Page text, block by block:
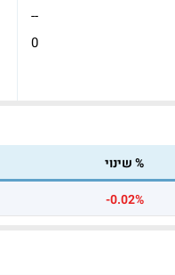
--
0
% שינוי
-0.02%